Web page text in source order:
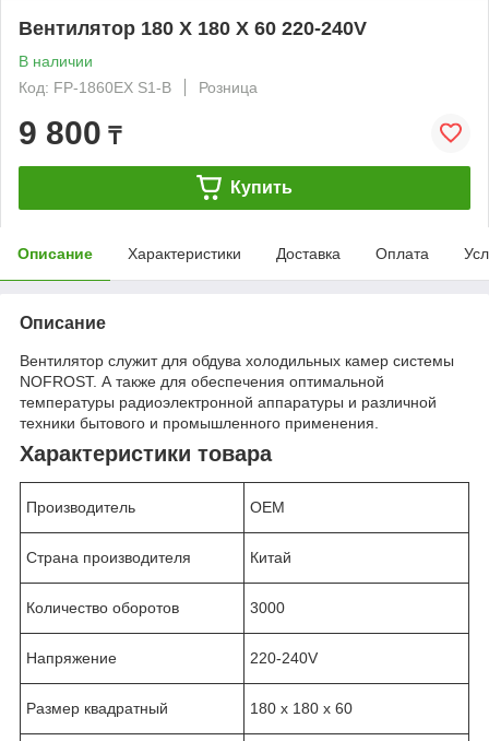
Вентилятор 180 Х 180 Х 60 220-240V
В наличии
Код: FP-1860EX S1-B
Розница
9 800 ₸
Купить
Описание Характеристики Доставка Оплата
Описание
Вентилятор служит для обдува холодильных камер системы
NOFROST. А также для обеспечения оптимальной
температуры радиоэлектронной аппаратуры и различной
техники бытового и промышленного применения.
Характеристики товара
Производитель OEM
Страна производителя Китай
Количество оборотов 3000
Напряжение 220-240V
Размер квадратный 180 х 180 х 60